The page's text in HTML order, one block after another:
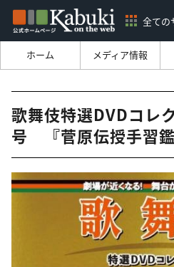
全ての
ホーム メディア情報
歌舞伎特選DVDコ
号 『菅原伝授手習